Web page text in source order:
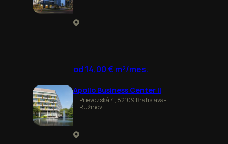
od 14,00 € m²/mes.
Apollo Business Center II
Prievozská 4, 82109 Bratislava-
Ružinov